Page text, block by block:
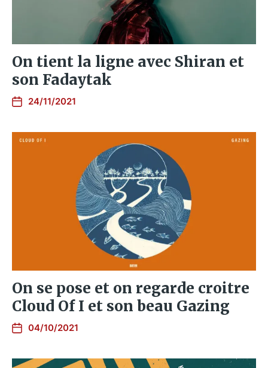
On tient la ligne avec Shiran et
son Fadaytak
24/11/2021
On se pose et on regarde croitre
Cloud Of I et son beau Gazing
04/10/2021